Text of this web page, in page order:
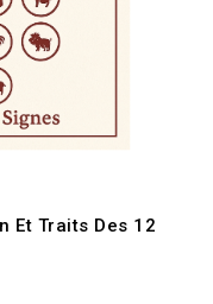
Et Traits Des 12